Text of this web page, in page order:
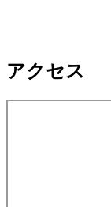
アクセス